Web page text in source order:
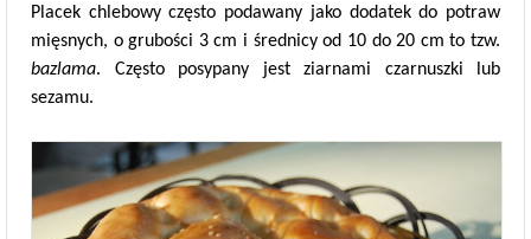
Placek chlebowy często podawany jako dodatek do potraw
mięsnych, o grubości 3 cm i średnicy od 10 do 20 cm to tzw.
bazlama. Często posypany jest ziarnami czarnuszki lub
sezamu.